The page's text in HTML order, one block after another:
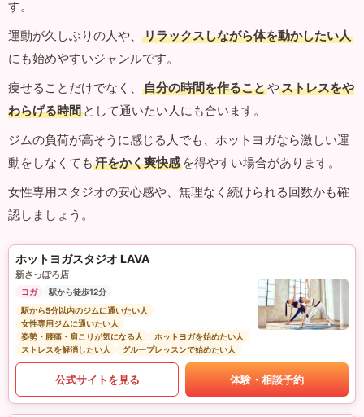
す。
運動が久しぶりの人や、
リラックスしながら体を動かしたい人
にも始めやすいジャンルです。
痩せることだけでなく、
自分の時間を作ることやストレスをや
わらげる時間 として通いたい人にも合います。
ジムの負荷が高そうに感じる人でも、ホットヨガなら激しい運
動をしなくても 汗をかく爽快感 を得やすい場合があります。
女性専用スタジオの安心感や、無理なく続けられる回数かも確
認しましょう。
ホットヨガスタジオ LAVA
新さっぽろ店
ヨガ
駅から徒歩12分
駅から5分以内のジムに通いたい人
女性専用ジムに通いたい人
姿勢・腰痛・肩こりが気になる人
ホットヨガを始めたい人
ストレスを解消したい人
グループレッスンで始めたい人
公式サイトを見る 体験・相談予約